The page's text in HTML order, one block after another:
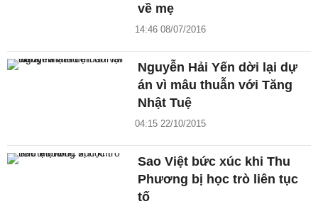
về mẹ
14:46 08/07/2016
Nguyễn Hải Yến dời lại dự
án vì mâu thuẫn với Tăng
Nhật Tuệ
04:15 22/10/2015
Sao Việt bức xúc khi Thu
Phương bị học trò liên tục
tố